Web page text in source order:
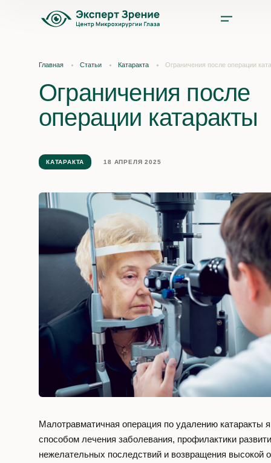
Цены
Врачи
Акции и скидки
О нас
Отзывы
Оплата
Контакты
Заказать
+7 (495) 473-
с 8:00 до 22:00
Главная Статьи Катаракта Ограничения после операции
Ограничения после
операции катаракты
КАТАРАКТА 18 АПРЕЛЯ 2025
Малотравматичная операция по удалению катаракты
способом лечения заболевания, профилактики
нежелательных последствий и возвращения высокой